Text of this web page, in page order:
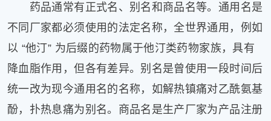
药品通常有正式名、别名和商品名等。通用名是
不同厂家都必须使用的法定名称，全世界通用，例如
以 “他汀” 为后缀的药物属于他汀类药物家族，具有
降血脂作用，但各有差异。别名是曾使用一段时间后
统一改为现今通用名的名称，如解热镇痛对乙酰氨基
酚，扑热息痛为别名。商品名是生产厂家为产品注册